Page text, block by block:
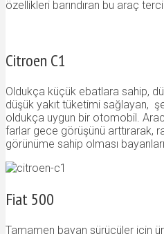
özellikleri barındıran bu araç
Citroen C1
Oldukça küçük ebatlara sahip,
düşük yakıt tüketimi sağlayan,
oldukça uygun bir otomobil.
farlar gece görüşünü arttırarak,
görünüme sahip olması
Fiat 500
Tamamen bayan sürücüler için